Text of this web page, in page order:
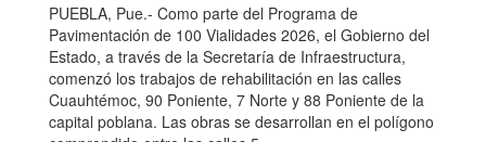
PUEBLA, Pue.- Como parte del Programa de
Pavimentación de 100 Vialidades 2026, el Gobierno del
Estado, a través de la Secretaría de Infraestructura,
comenzó los trabajos de rehabilitación en las calles
Cuauhtémoc, 90 Poniente, 7 Norte y 88 Poniente de la
capital poblana. Las obras se desarrollan en el polígono